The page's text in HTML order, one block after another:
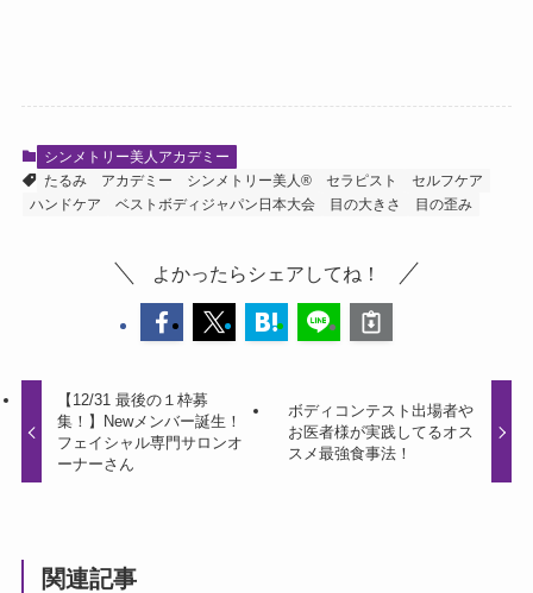
シンメトリー美人アカデミー
たるみ
アカデミー シンメトリー美人® セラピスト
セルフケア
ハンドケア
ベストボディジャパン日本大会 目の大きさ 目の歪み
よかったらシェアしてね！
【12/31 最後の１枠募
集！】Newメンバー誕生！
フェイシャル専門サロンオ
ーナーさん
ボディコンテスト出場者や
お医者様が実践してるオス
スメ最強食事法！
関連記事